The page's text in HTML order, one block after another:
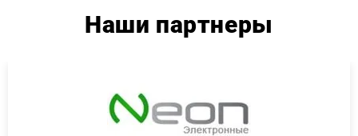
Наши партнеры